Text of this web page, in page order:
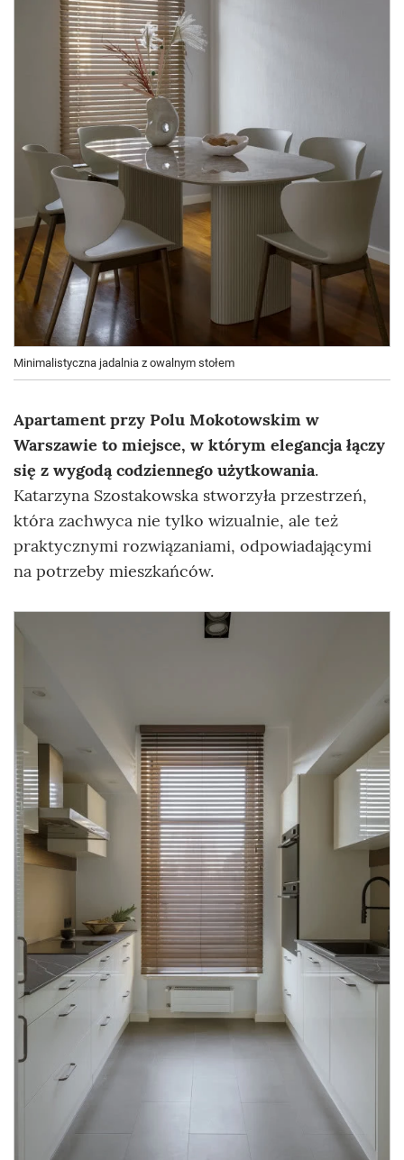
Minimalistyczna jadalnia z owalnym stołem
Apartament przy Polu Mokotowskim w
Warszawie to miejsce, w którym elegancja łączy
się z wygodą codziennego użytkowania.
Katarzyna Szostakowska stworzyła przestrzeń,
która zachwyca nie tylko wizualnie, ale też
praktycznymi rozwiązaniami, odpowiadającymi
na potrzeby mieszkańców.